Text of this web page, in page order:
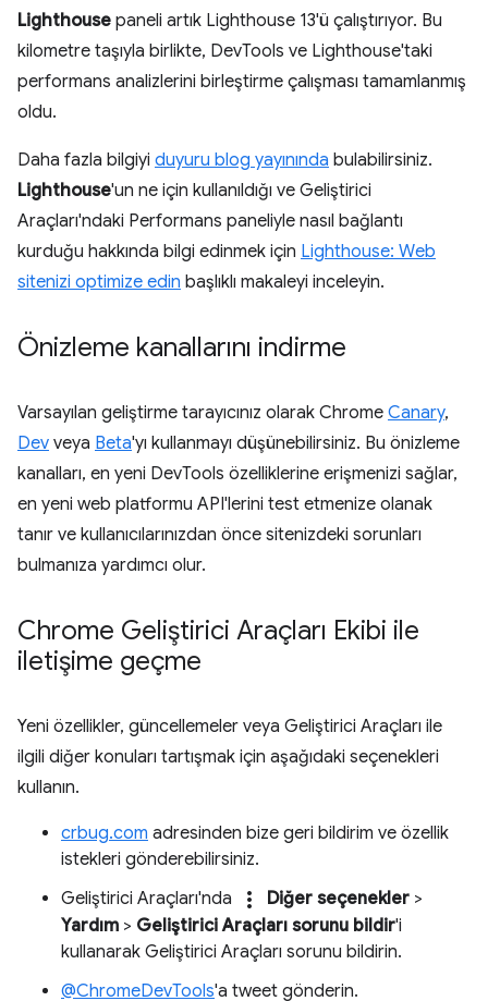
Lighthouse paneli artık Lighthouse 13'ü çalıştırıyor. Bu
kilometre taşıyla birlikte, DevTools ve Lighthouse'taki
performans analizlerini birleştirme çalışması tamamlanmış
oldu.
Daha fazla bilgiyi duyuru blog yayınında bulabilirsiniz.
Lighthouse'un ne için kullanıldığı ve Geliştirici
Araçları'ndaki Performans paneliyle nasıl bağlantı
kurduğu hakkında bilgi edinmek için Lighthouse: Web
sitenizi optimize edin başlıklı makaleyi inceleyin.
Önizleme kanallarını indirme
Varsayılan geliştirme tarayıcınız olarak Chrome Canary,
Dev veya Beta'yı kullanmayı düşünebilirsiniz. Bu önizleme
kanalları, en yeni DevTools özelliklerine erişmenizi sağlar,
en yeni web platformu API'lerini test etmenize olanak
tanır ve kullanıcılarınızdan önce sitenizdeki sorunları
bulmanıza yardımcı olur.
Chrome Geliştirici Araçları Ekibi ile
iletişime geçme
Yeni özellikler, güncellemeler veya Geliştirici Araçları ile
ilgili diğer konuları tartışmak için aşağıdaki seçenekleri
kullanın.
crbug.com adresinden bize geri bildirim ve özellik
istekleri gönderebilirsiniz.
Geliştirici Araçları'nda
more_vert Diğer seçenekler >
Yardım > Geliştirici Araçları sorunu bildir'i
kullanarak Geliştirici Araçları sorunu bildirin.
@ChromeDevTools'a tweet gönderin.